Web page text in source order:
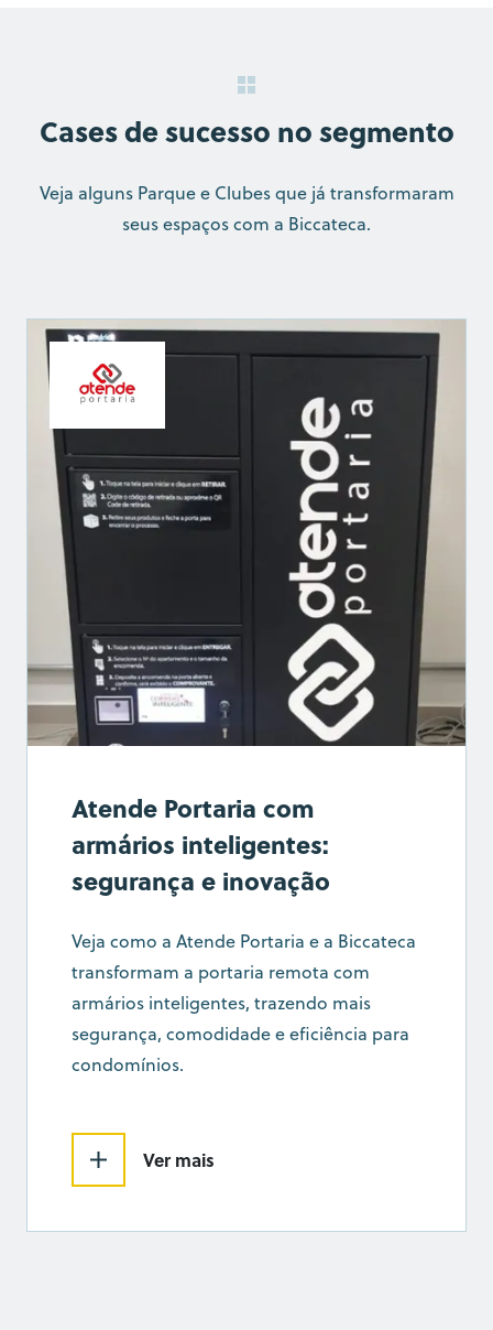
Cases de sucesso no segmento
Veja alguns Parque e Clubes que já transformaram
seus espaços com a Biccateca.
Atende Portaria com
armários inteligentes:
segurança e inovação
Veja como a Atende Portaria e a Biccateca
transformam a portaria remota com
armários inteligentes, trazendo mais
segurança, comodidade e eficiência para
condomínios.
Ver mais